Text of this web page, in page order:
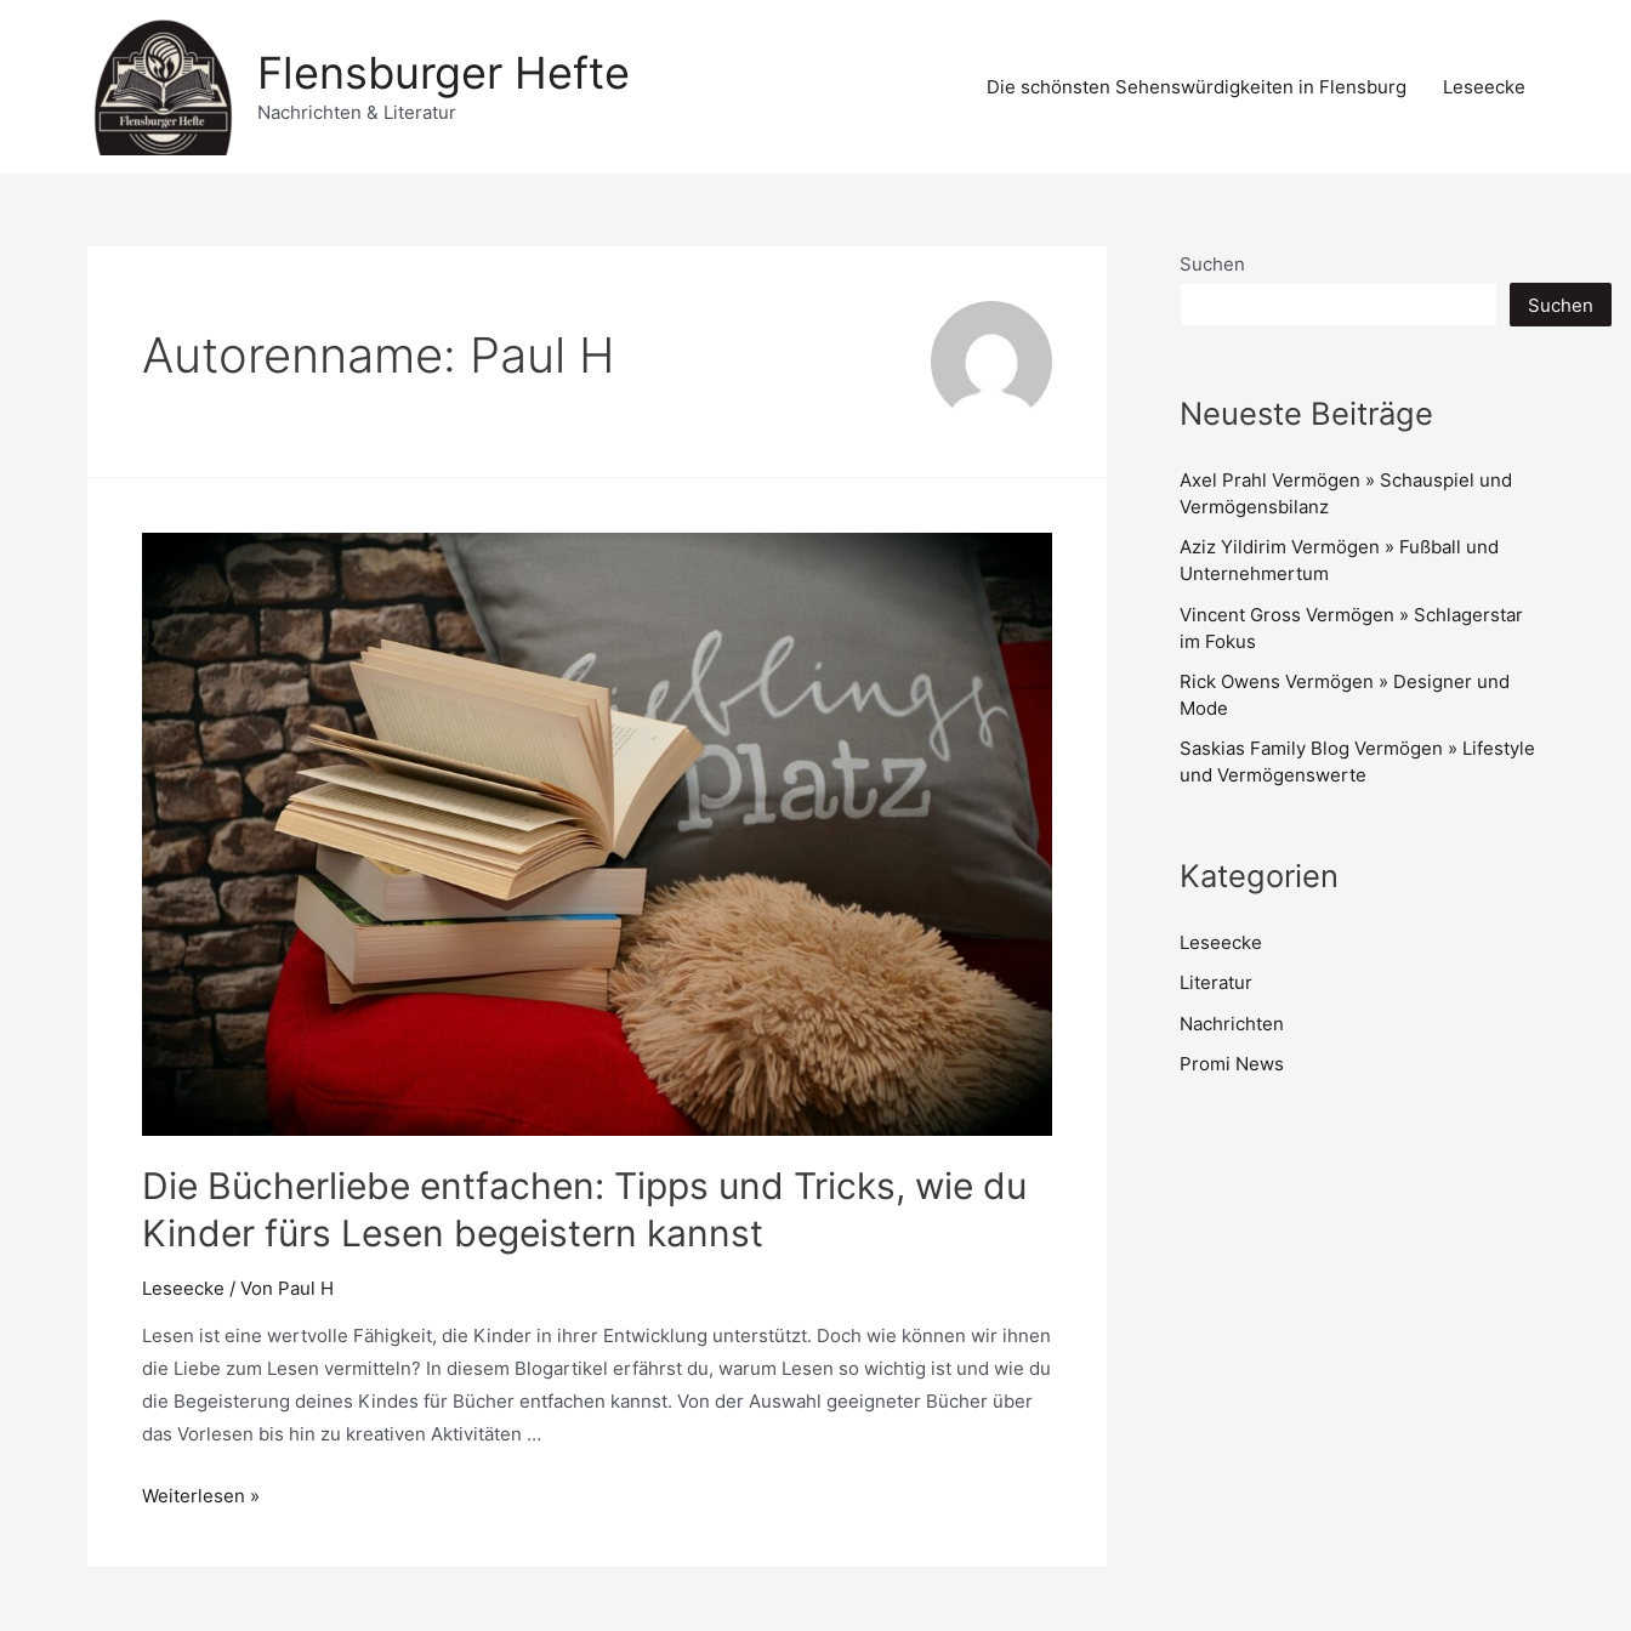
Flensburger Hefte
Nachrichten & Literatur
Die schönsten Sehenswürdigkeiten in Flensburg Leseecke
Autorenname: Paul H
Die Bücherliebe entfachen: Tipps und Tricks, wie du
Kinder fürs Lesen begeistern kannst
Leseecke / Von Paul H
Lesen ist eine wertvolle Fähigkeit, die Kinder in ihrer Entwicklung unterstützt. Doch wie können wir ihnen
die Liebe zum Lesen vermitteln? In diesem Blogartikel erfährst du, warum Lesen so wichtig ist und wie du
die Begeisterung deines Kindes für Bücher entfachen kannst. Von der Auswahl geeigneter Bücher über
das Vorlesen bis hin zu kreativen Aktivitäten …
Die
Weiterlesen »
Suchen
Suchen
Neueste Beiträge
Axel Prahl Vermögen » Schauspiel und
Vermögensbilanz
Aziz Yildirim Vermögen » Fußball und
Unternehmertum
Vincent Gross Vermögen » Schlagerstar
im Fokus
Rick Owens Vermögen » Designer und
Mode
Saskias Family Blog Vermögen » Lifestyle
und Vermögenswerte
Kategorien
Leseecke
Literatur
Nachrichten
Promi News